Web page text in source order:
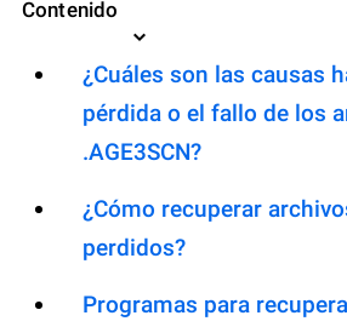
Contenido
¿Cuáles son las causas
pérdida o el fallo de los
.AGE3SCN?
¿Cómo recuperar
perdidos?
Programas para